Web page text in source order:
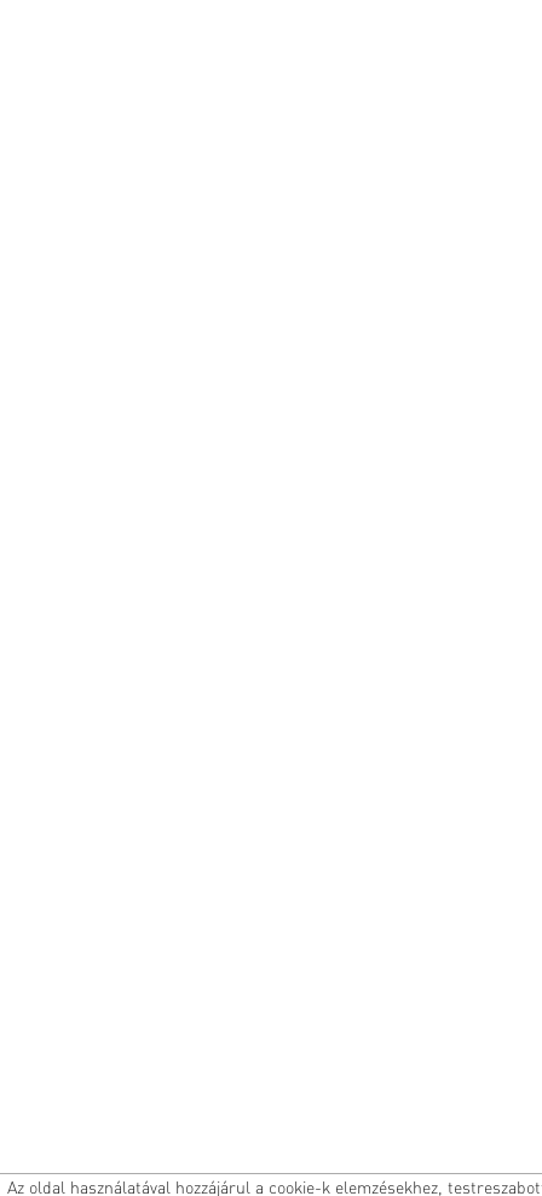
Az oldal használatával hozzájárul a cookie-k elemzésekhez,